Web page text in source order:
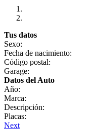
Tus datos
Sexo:
Fecha de nacimiento:
Código postal:
Garage:
Datos del Auto
Año:
Marca:
Descripción:
Placas:
Next